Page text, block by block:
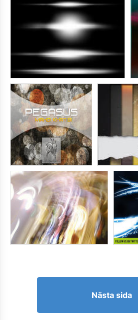
Nästa sida